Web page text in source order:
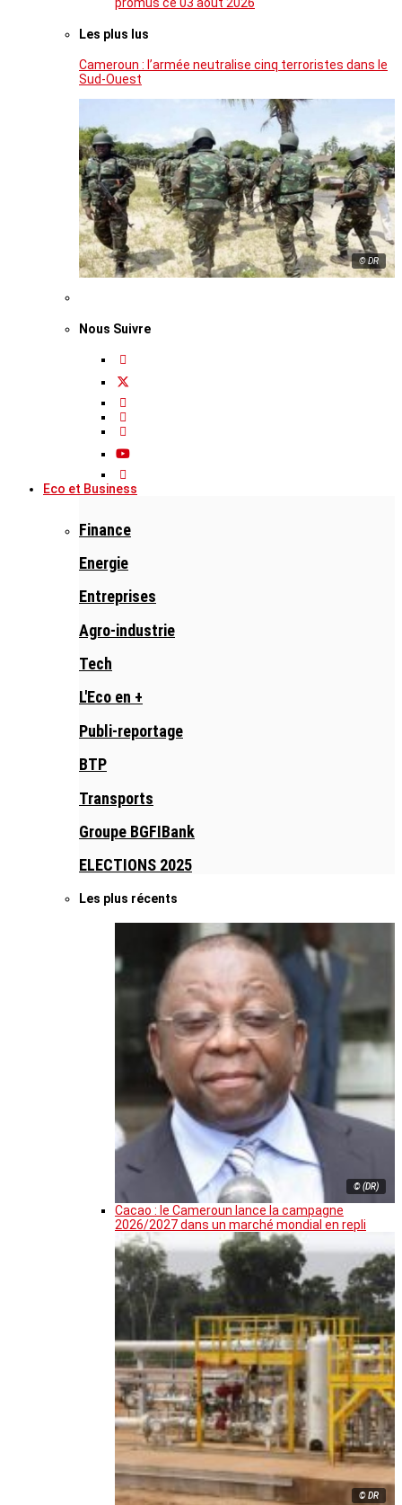
promus ce 03 août 2026
Les plus lus
Cameroun : l’armée neutralise cinq terroristes dans le
Sud-Ouest
© DR
Nous Suivre
Eco et Business
Finance
Energie
Entreprises
Agro-industrie
Tech
L'Eco en +
Publi-reportage
BTP
Transports
Groupe BGFIBank
ELECTIONS 2025
Les plus récents
© (DR)
Cacao : le Cameroun lance la campagne
2026/2027 dans un marché mondial en repli
© DR